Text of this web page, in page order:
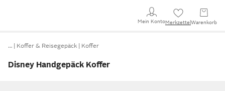
Mein KontoMerkzettel Warenkorb
… Koffer & Reisegepäck Koffer
Disney Handgepäck Koffer